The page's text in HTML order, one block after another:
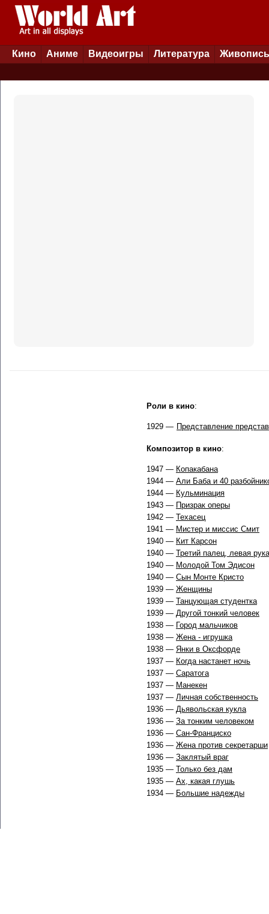
Кино Аниме Видеоигры Литература Живопись
Роли в кино:
1929 — Представление
Композитор в кино:
1947 — Копакабана
1944 — Али Баба и 40
1944 — Кульминация
1943 — Призрак оперы
1942 — Техасец
1941 — Мистер и миссис Смит
1940 — Кит Карсон
1940 — Третий палец, левая рука
1940 — Молодой Том Эдисон
1940 — Сын Монте Кристо
1939 — Женщины
1939 — Танцующая студентка
1939 — Другой тонкий человек
1938 — Город мальчиков
1938 — Жена - игрушка
1938 — Янки в Оксфорде
1937 — Когда настанет ночь
1937 — Саратога
1937 — Манекен
1937 — Личная собственность
1936 — Дьявольская кукла
1936 — За тонким человеком
1936 — Сан-Франциско
1936 — Жена против секретарши
1936 — Заклятый враг
1935 — Только без дам
1935 — Ах, какая глушь
1934 — Большие надежды